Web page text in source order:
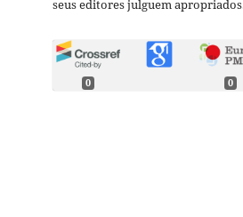
seus editores julguem
0 0